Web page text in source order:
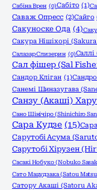
Сабіна Врен (0)Сабіто (1)
Саваж Опресс (2)Сайго
Сакуноске Ода (4)
Сакура Нішіхорі
Салазар Слизерин (0)
Сал фішер (Sal
Сандор Кліган (1)
Санемі Шиназугава
Санзу (Акаші)
Сано Шінічіро (Shinichiro
Сара Кудзе (15)
Сарутобі Асума
Сарутобі Хірузен
Сасакі Нобуко (Nobuko
Сато Мацудзака (Satou
Сатору Акаші (Satoru